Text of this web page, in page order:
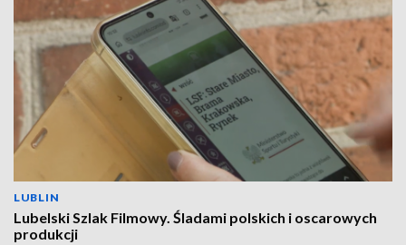
LUBLIN
Lubelski Szlak Filmowy. Śladami polskich i oscarowych
produkcji